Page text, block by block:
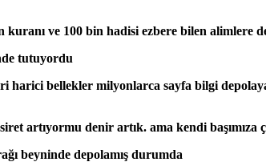
kuranı ve 100 bin hadisi ezbere bilen alimlere
tutuyordu
harici bellekler milyonlarca sayfa bilgi
artıyormu denir artık. ama kendi başımıza
beyninde depolamış durumda